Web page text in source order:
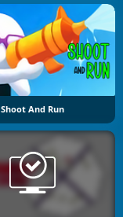
Shoot And Run